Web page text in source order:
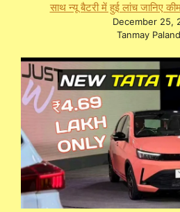
साथ न्यू बैटरी में हुई लांच जानिए
December 25,
Tanmay